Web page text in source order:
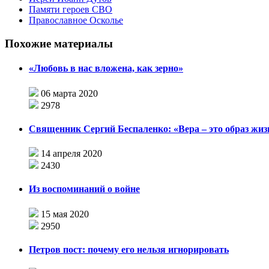
Памяти героев СВО
Православное Осколье
Похожие материалы
«Любовь в нас вложена, как зерно»
06 марта 2020
2978
Священник Сергий Беспаленко: «Вера – это образ
14 апреля 2020
2430
Из воспоминаний о войне
15 мая 2020
2950
Петров пост: почему его нельзя игнорировать